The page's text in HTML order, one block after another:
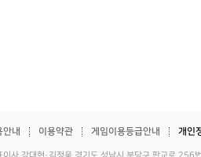
안내 이용약관 게임이용등급안내 개인